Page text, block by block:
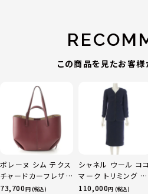
この商品を見たお客
ポレーヌ シム テクス
チャードカーフレザ
ー トートバッグ ダー
73,700円 (税込)
シャネル ウール ココ
マーク トリミング ス
カートセットアップ
110,000円 (税込)